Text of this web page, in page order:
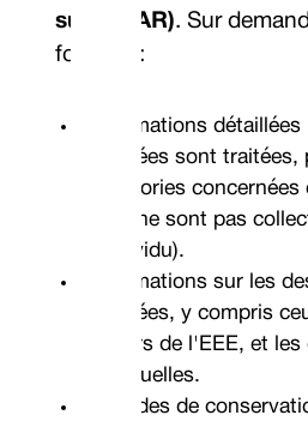
sujet (SAR). Sur
fournira :
Informations
données sont
catégories
elles ne sont pas
l'individu).
Informations sur les
données, y compris
dehors de l'EEE, et
éventuelles.
Périodes de